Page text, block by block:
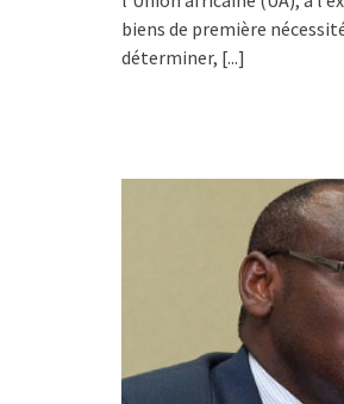
biens de première
déterminer, [...]